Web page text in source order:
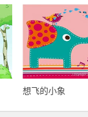
想飞的小象